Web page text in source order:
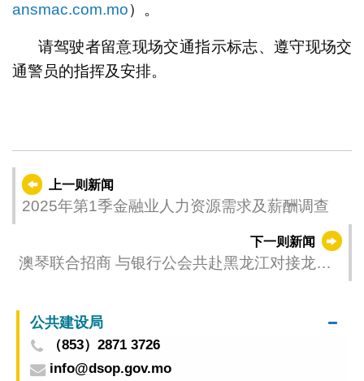
ansmac.com.mo）。
请驾驶者留意现场交通指示标志、遵守现场交
通警员的指挥及安排。
上一则新闻
2025年第1季金融业人力资源需求及薪酬调查
下一则新闻
澳琴联合招商 与银行公会共赴黑龙江对接龙企
公共建设局
（853）2871 3726
info@dsop.gov.mo